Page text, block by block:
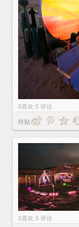
0喜欢 0 评论
转贴
0喜欢 0 评论